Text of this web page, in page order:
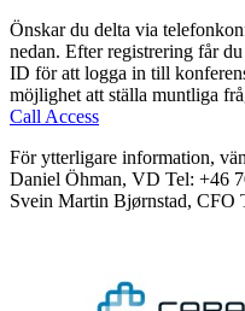
Önskar du delta via
nedan. Efter registrering får
ID för att logga in till
möjlighet att ställa muntliga
Call Access
För ytterligare information,
Daniel Öhman, VD Tel: +46
Svein Martin Bjørnstad, CFO